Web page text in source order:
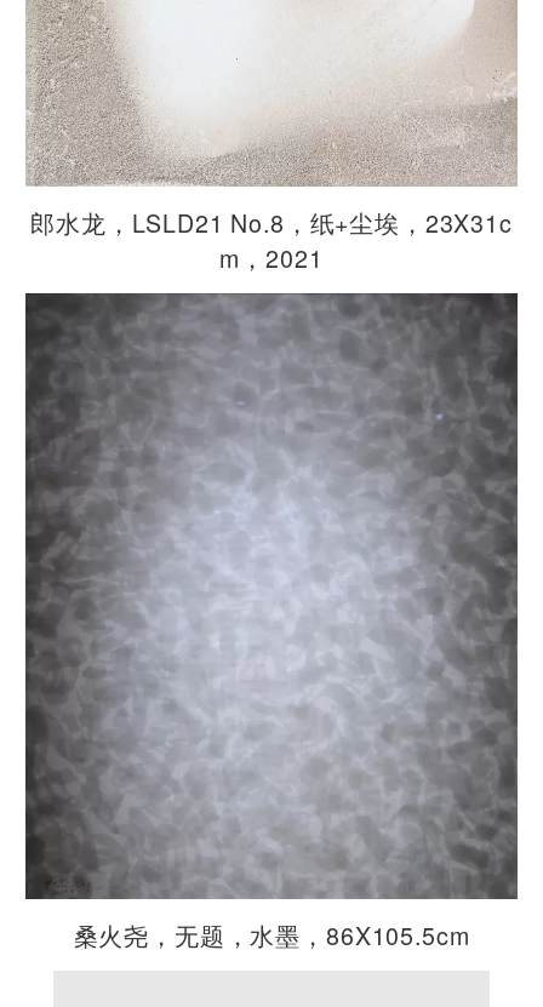
郎水龙，LSLD21 No.8，纸+尘埃，23X31c
m，2021
桑火尧，无题，水墨，86X105.5cm